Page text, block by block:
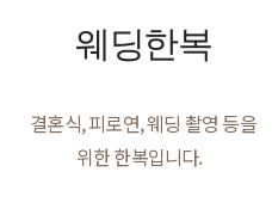
웨딩한복
결혼식, 피로연, 웨딩 촬영 등을
위한 한복입니다.